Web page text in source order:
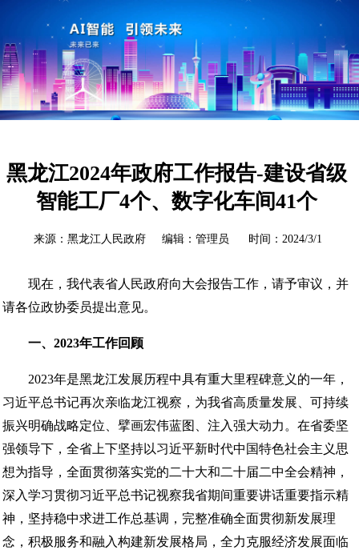
黑龙江2024年政府工作报告-建设省级
智能工厂4个、数字化车间41个
来源：黑龙江人民政府 编辑：管理员 时间：2024/3/1
现在，我代表省人民政府向大会报告工作，请予审议，并
请各位政协委员提出意见。
一、2023年工作回顾
2023年是黑龙江发展历程中具有重大里程碑意义的一年，
习近平总书记再次亲临龙江视察，为我省高质量发展、可持续
振兴明确战略定位、擘画宏伟蓝图、注入强大动力。在省委坚
强领导下，全省上下坚持以习近平新时代中国特色社会主义思
想为指导，全面贯彻落实党的二十大和二十届二中全会精神，
深入学习贯彻习近平总书记视察我省期间重要讲话重要指示精
神，坚持稳中求进工作总基调，完整准确全面贯彻新发展理
念，积极服务和融入构建新发展格局，全力克服经济发展面临